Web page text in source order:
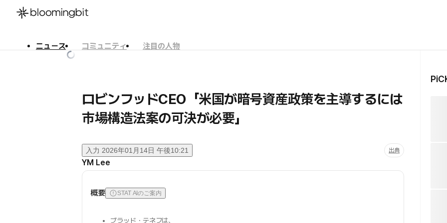
ニュース コミュニティ
注目の人物
ロビンフッドCEO「米国が暗号資産政策を主導するには
市場構造法案の可決が必要」
入力 2026年01月14日 午後10:21 出典
YM Lee
概要 STAT AIのご案内
ブラッド・テネフは、